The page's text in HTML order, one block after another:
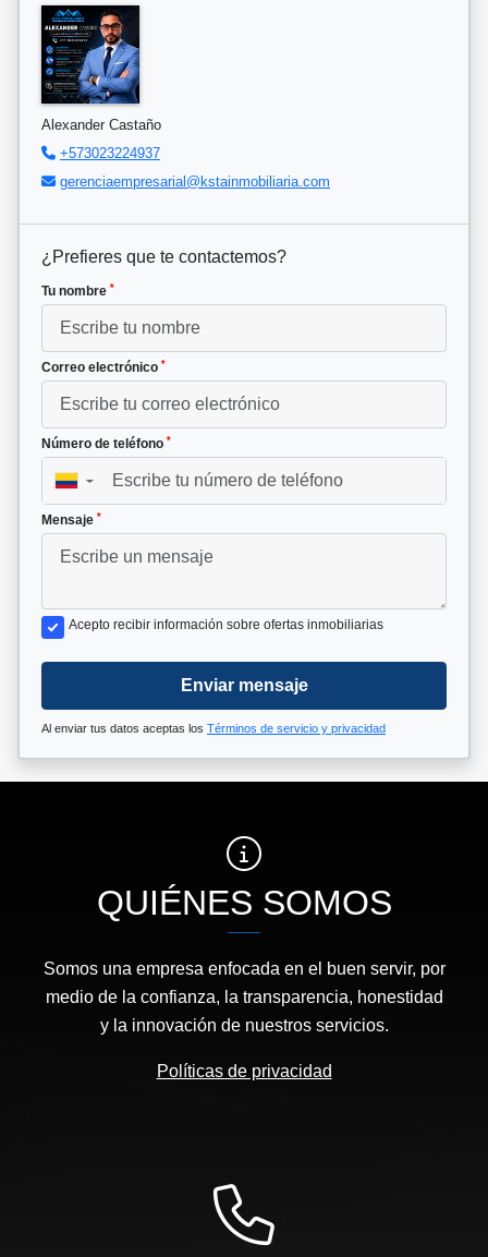
Alexander Castaño
+573023224937
gerenciaempresarial@kstainmobiliaria.com
¿Prefieres que te contactemos?
Tu nombre *
Correo electrónico *
Número de teléfono *
▼
Mensaje *
Acepto recibir información sobre ofertas inmobiliarias
Enviar mensaje
Al enviar tus datos aceptas los Términos de servicio y privacidad
QUIÉNES SOMOS
Somos una empresa enfocada en el buen servir, por
medio de la confianza, la transparencia, honestidad
y la innovación de nuestros servicios.
Políticas de privacidad